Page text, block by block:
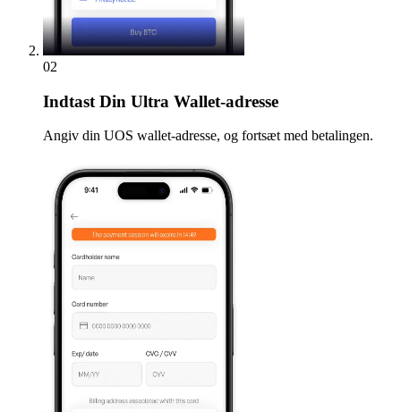
02
Indtast Din Ultra Wallet-adresse
Angiv din UOS wallet-adresse, og fortsæt med betalingen.